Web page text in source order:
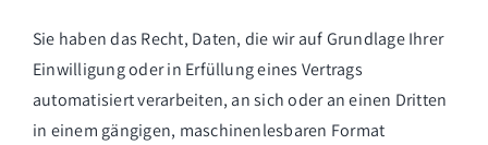
Sie haben das Recht, Daten, die wir auf Grundlage Ihrer
Einwilligung oder in Erfüllung eines Vertrags
automatisiert verarbeiten, an sich oder an einen Dritten
in einem gängigen, maschinenlesbaren Format